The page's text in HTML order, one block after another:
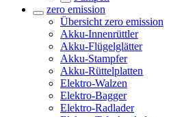
zero emission
Übersicht zero emission
Akku-Innenrüttler
Akku-Flügelglätter
Akku-Stampfer
Akku-Rüttelplatten
Elektro-Walzen
Elektro-Bagger
Elektro-Radlader